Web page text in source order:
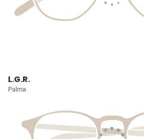
L.G.R.
Palma